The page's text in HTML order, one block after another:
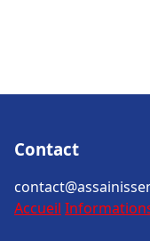
Contact
Accueil